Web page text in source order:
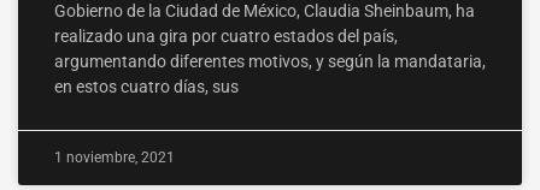
Gobierno de la Ciudad de México, Claudia Sheinbaum, ha
realizado una gira por cuatro estados del país,
argumentando diferentes motivos, y según la mandataria,
en estos cuatro días, sus
1 noviembre, 2021